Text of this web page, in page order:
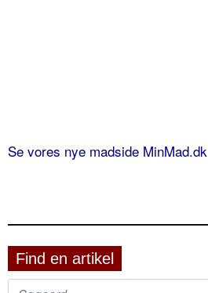
Se vores nye madside MinMad.dk
Find en artikel